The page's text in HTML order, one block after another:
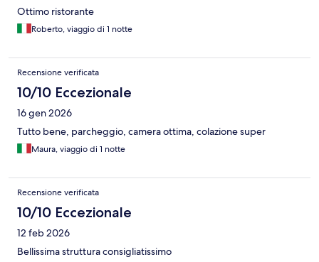
Ottimo ristorante
Roberto, viaggio di 1 notte
Recensione verificata
10/10 Eccezionale
16 gen 2026
Tutto bene, parcheggio, camera ottima, colazione super
Maura, viaggio di 1 notte
Recensione verificata
10/10 Eccezionale
12 feb 2026
Bellissima struttura consigliatissimo